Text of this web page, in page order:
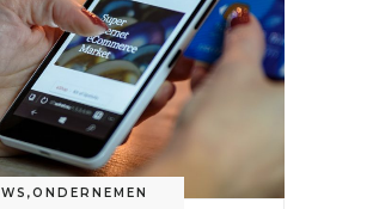
,ONDERNEMEN